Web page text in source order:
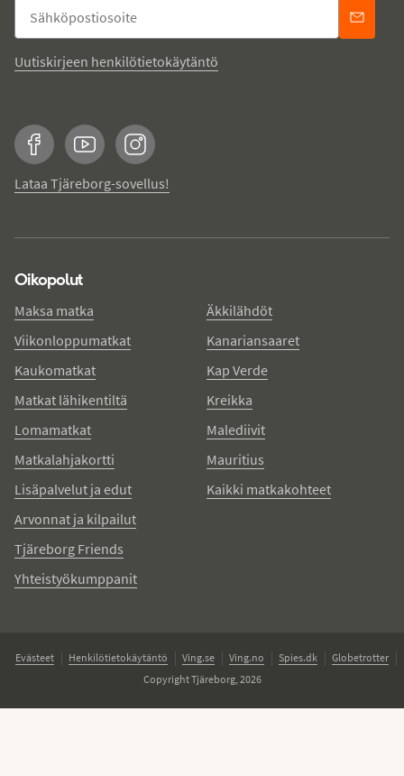
Uutiskirjeen henkilötietokäytäntö
FacebookYouTubeInstagram
Lataa Tjäreborg-sovellus!
Oikopolut
Maksa matka
Viikonloppumatkat
Kaukomatkat
Matkat lähikentiltä
Lomamatkat
Matkalahjakortti
Lisäpalvelut ja edut
Arvonnat ja kilpailut
Tjäreborg Friends
Yhteistyökumppanit
Äkkilähdöt
Kanariansaaret
Kap Verde
Kreikka
Malediivit
Mauritius
Kaikki matkakohteet
Evästeet Henkilötietokäytäntö Ving.se Ving.no Spies.dk
Globetrotter
Copyright Tjäreborg, 2026